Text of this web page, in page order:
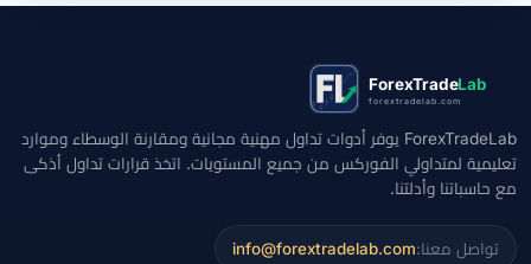
ForexTradeLab
forextradelab.com
ForexTradeLab يوفر أدوات تداول مهنية مجانية ومقارنة الوسطاء وموارد
تعليمية لمتداولي الفوركس من جميع المستويات. اتخذ قرارات تداول أذكى
مع حاسباتنا وأدلتنا.
تواصل معنا:info@forextradelab.com